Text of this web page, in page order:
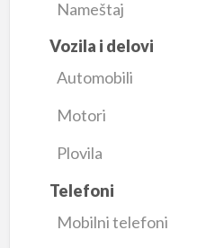
Nameštaj
Vozila i delovi
Automobili
Motori
Plovila
Telefoni
Mobilni telefoni